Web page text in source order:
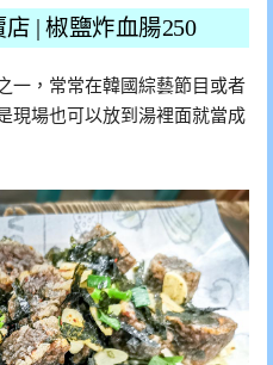
| 椒鹽炸血腸250
一，常常在韓國綜藝節目或者
現場也可以放到湯裡面就當成